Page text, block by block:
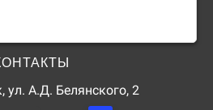
ул. А.Д. Белянского, 2